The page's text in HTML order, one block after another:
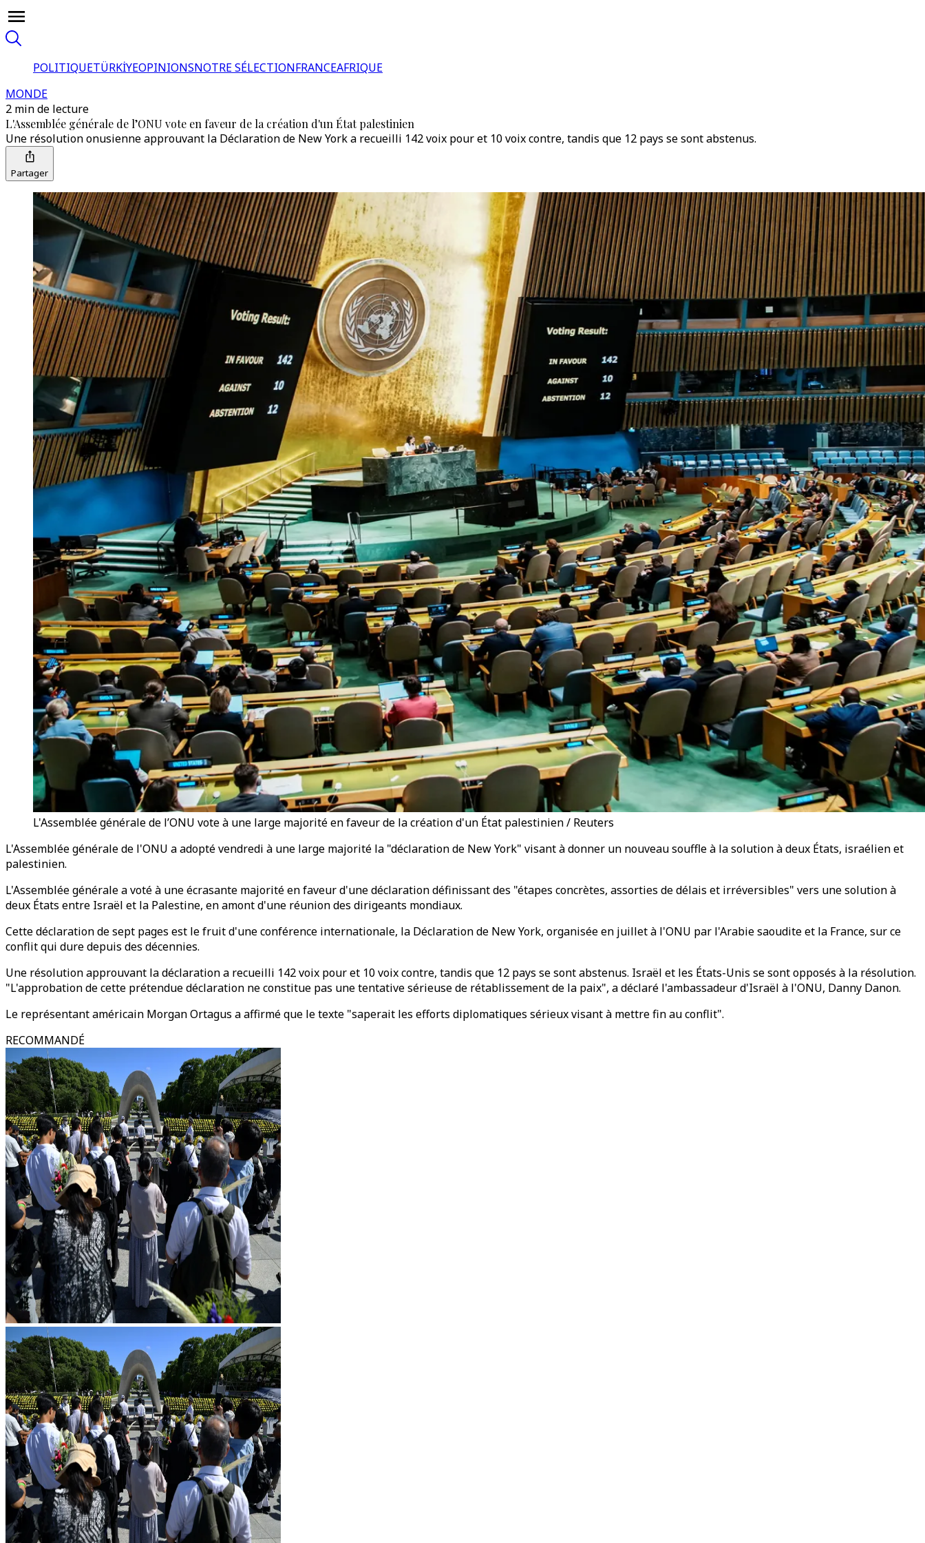
POLITIQUETÜRKİYEOPINIONSNOTRE SÉLECTIONFRANCEAFRIQUE
MONDE
2 min de lecture
L'Assemblée générale de l’ONU vote en faveur de la création d'un État palestinien
Une résolution onusienne approuvant la Déclaration de New York a recueilli 142 voix pour et 10 voix contre, tandis que 12 pays se sont abstenus.
Partager
L'Assemblée générale de l’ONU vote à une large majorité en faveur de la création d'un État palestinien / Reuters
L'Assemblée générale de l'ONU a adopté vendredi à une large majorité la "déclaration de New York" visant à donner un nouveau souffle à la solution à deux États, israélien et
palestinien.
L'Assemblée générale a voté à une écrasante majorité en faveur d'une déclaration définissant des "étapes concrètes, assorties de délais et irréversibles" vers une solution à
deux États entre Israël et la Palestine, en amont d'une réunion des dirigeants mondiaux.
Cette déclaration de sept pages est le fruit d'une conférence internationale, la Déclaration de New York, organisée en juillet à l'ONU par l'Arabie saoudite et la France, sur ce
conflit qui dure depuis des décennies.
Une résolution approuvant la déclaration a recueilli 142 voix pour et 10 voix contre, tandis que 12 pays se sont abstenus. Israël et les États-Unis se sont opposés à la résolution.
"L'approbation de cette prétendue déclaration ne constitue pas une tentative sérieuse de rétablissement de la paix", a déclaré l'ambassadeur d'Israël à l'ONU, Danny Danon.
Le représentant américain Morgan Ortagus a affirmé que le texte "saperait les efforts diplomatiques sérieux visant à mettre fin au conflit".
RECOMMANDÉ